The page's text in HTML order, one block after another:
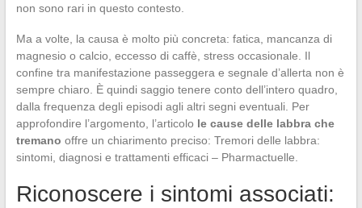
non sono rari in questo contesto.
Ma a volte, la causa è molto più concreta: fatica, mancanza di
magnesio o calcio, eccesso di caffè, stress occasionale. Il
confine tra manifestazione passeggera e segnale d’allerta non è
sempre chiaro. È quindi saggio tenere conto dell’intero quadro,
dalla frequenza degli episodi agli altri segni eventuali. Per
approfondire l’argomento, l’articolo le cause delle labbra che
tremano offre un chiarimento preciso: Tremori delle labbra:
sintomi, diagnosi e trattamenti efficaci – Pharmactuelle.
Riconoscere i sintomi associati: